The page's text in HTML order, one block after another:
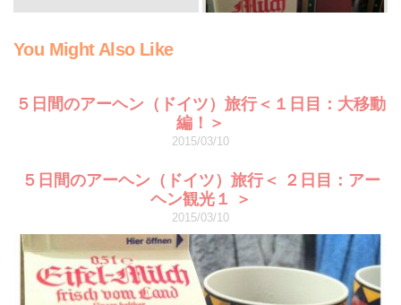
You Might Also Like
５日間のアーヘン（ドイツ）旅行＜１日目：大移動
編！＞
2015/03/10
５日間のアーヘン（ドイツ）旅行＜ ２日目：アー
ヘン観光１ ＞
2015/03/10